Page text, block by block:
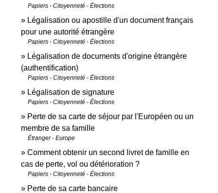
Papiers - Citoyenneté - Élections
Légalisation ou apostille d'un document français
pour une autorité étrangère
Papiers - Citoyenneté - Élections
Légalisation de documents d'origine étrangère
(authentification)
Papiers - Citoyenneté - Élections
Légalisation de signature
Papiers - Citoyenneté - Élections
Perte de sa carte de séjour par l'Européen ou un
membre de sa famille
Étranger - Europe
Comment obtenir un second livret de famille en
cas de perte, vol ou détérioration ?
Papiers - Citoyenneté - Élections
Perte de sa carte bancaire